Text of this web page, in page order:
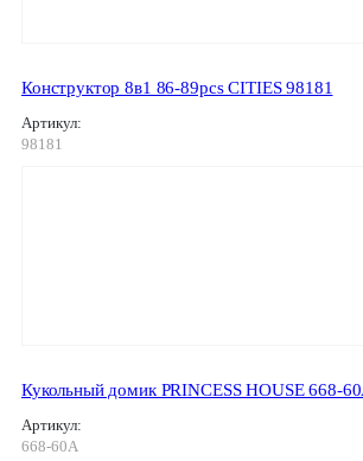
Конструктор 8в1 86-89pcs CITIES 98181
Артикул:
98181
Кукольный домик PRINCESS HOUSE 668-
Артикул:
668-60A